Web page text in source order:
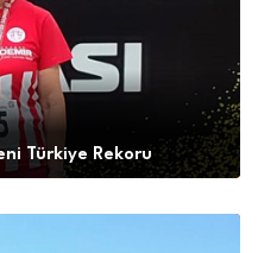
Türkiye Rekoru